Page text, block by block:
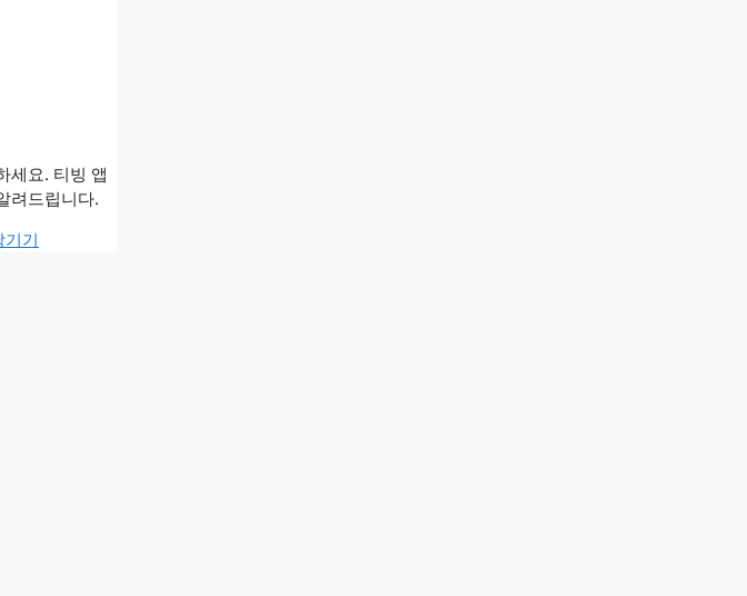
세요. 티빙 앱
려드립니다.
기기